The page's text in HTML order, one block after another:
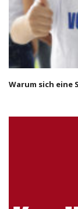
Warum sich